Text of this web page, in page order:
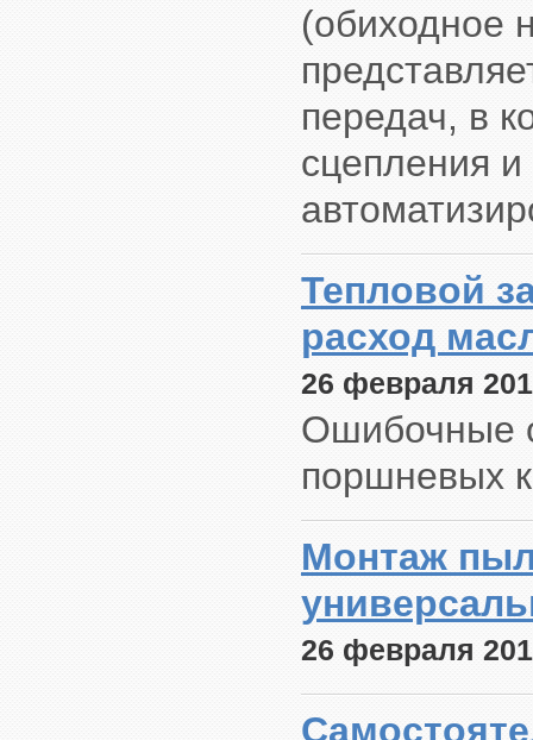
(обиходное
передач, в
сцепления
Тепловой
расход
26 февраля
Ошибочные
поршневых
Монтаж
26 февраля